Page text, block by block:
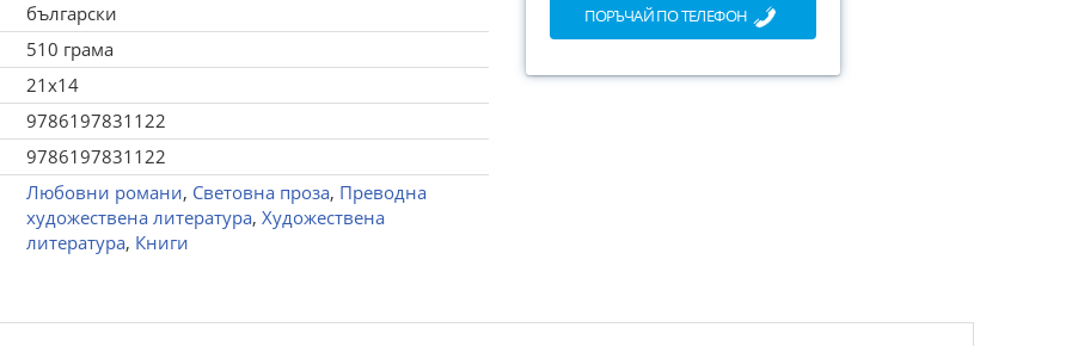
български
510 грама
21x14
9786197831122
9786197831122
Любовни романи, Световна проза, Преводна
художествена литература, Художествена
литература, Книги
ПОРЪЧАЙ ПО ТЕЛЕФОН